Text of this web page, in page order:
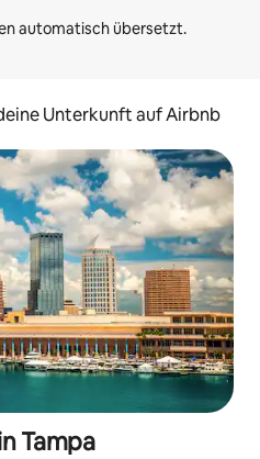
Unterkunft auf Airbnb
Tampa